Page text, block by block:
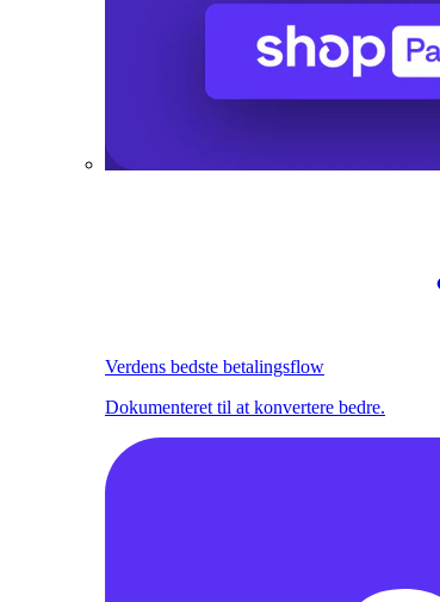
Verdens bedste betalingsflow
Dokumenteret til at konvertere bedre.